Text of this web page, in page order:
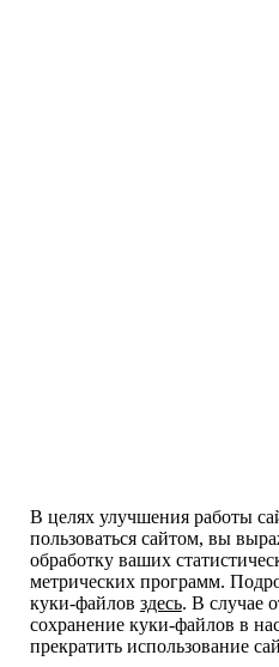
В целях улучшения работы
пользоваться сайтом, вы
обработку ваших
метрических программ.
куки-файлов здесь. В случае
сохранение куки-файлов в
прекратить использование